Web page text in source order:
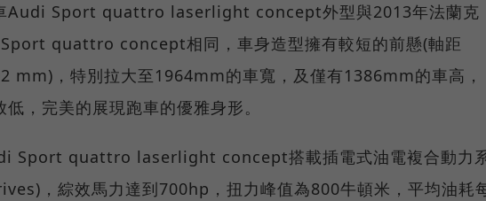
Audi Sport quattro laserlight concept外型與2013年法蘭克
quattro concept相同，車身造型擁有較短的前懸(軸距
mm)，特別拉大至1964mm的車寬，及僅有1386mm的車高，
，完美的展現跑車的優雅身形。
Sport quattro laserlight concept搭載插電式油電複合動力
，綜效馬力達到700hp，扭力峰值為800牛頓米，平均油耗